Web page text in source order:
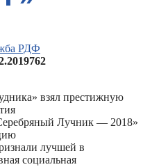
РДФ
762
взял престижную
Лучник — 2018»
лучшей в
социальная